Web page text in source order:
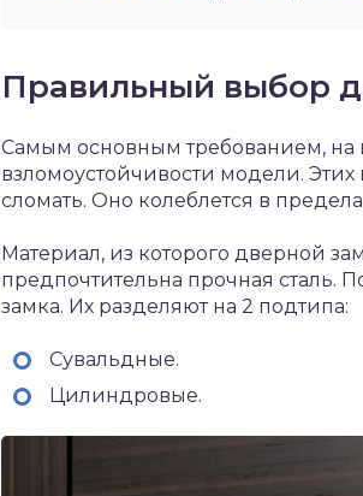
Правильный выбор
Самым основным требованием, на
взломоустойчивости модели.
сломать. Оно колеблется в
Материал, из которого дверной
предпочтительна прочная сталь.
замка. Их разделяют на 2 подтипа:
Сувальдные.
Цилиндровые.